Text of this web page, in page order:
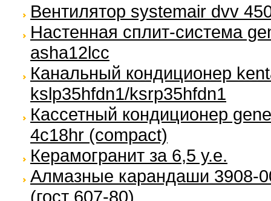
Вентилятор systemair dvv
Настенная сплит-система
asha12lcc
Канальный кондиционер
kslp35hfdn1/ksrp35hfdn1
Кассетный кондиционер
4c18hr (compact)
Керамогранит за 6,5 у.е.
Алмазные карандаши 3908-
(гост 607-80)